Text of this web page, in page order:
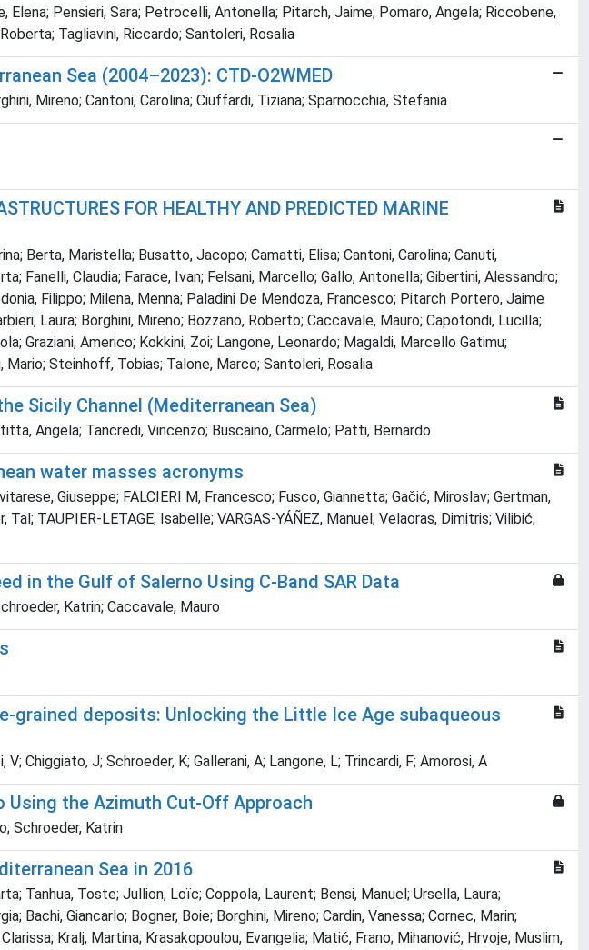
Elena; Pensieri, Sara; Petrocelli, Antonella; Pitarch, Jaime; Pomaro, Angela; Riccobene,
Tagliavini, Riccardo; Santoleri, Rosalia
Sea (2004–2023): CTD-O2WMED
Mireno; Cantoni, Carolina; Ciuffardi, Tiziana; Sparnocchia, Stefania
FOR HEALTHY AND PREDICTED MARINE
Berta, Maristella; Busatto, Jacopo; Camatti, Elisa; Cantoni, Carolina; Canuti,
Fanelli, Claudia; Farace, Ivan; Felsani, Marcello; Gallo, Antonella; Gibertini, Alessandro;
Filippo; Milena, Menna; Paladini De Mendoza, Francesco; Pitarch Portero, Jaime
Laura; Borghini, Mireno; Bozzano, Roberto; Caccavale, Mauro; Capotondi, Lucilla;
Graziani, Americo; Kokkini, Zoi; Langone, Leonardo; Magaldi, Marcello Gatimu;
Steinhoff, Tobias; Talone, Marco; Santoleri, Rosalia
Sicily Channel (Mediterranean Sea)
Angela; Tancredi, Vincenzo; Buscaino, Carmelo; Patti, Bernardo
water masses acronyms
Giuseppe; FALCIERI M, Francesco; Fusco, Giannetta; Gačić, Miroslav; Gertman,
TAUPIER-LETAGE, Isabelle; VARGAS-YÁÑEZ, Manuel; Velaoras, Dimitris; Vilibić,
in the Gulf of Salerno Using C-Band SAR Data
Katrin; Caccavale, Mauro
deposits: Unlocking the Little Ice Age subaqueous
Chiggiato, J; Schroeder, K; Gallerani, A; Langone, L; Trincardi, F; Amorosi, A
Using the Azimuth Cut-Off Approach
Schroeder, Katrin
Sea in 2016
Tanhua, Toste; Jullion, Loïc; Coppola, Laurent; Bensi, Manuel; Ursella, Laura;
Bachi, Giancarlo; Bogner, Boie; Borghini, Mireno; Cardin, Vanessa; Cornec, Marin;
Kralj, Martina; Krasakopoulou, Evangelia; Matić, Frano; Mihanović, Hrvoje; Muslim,